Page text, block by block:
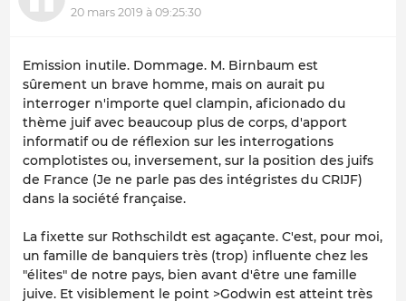
20 mars 2019 à 09:25:30
Emission inutile. Dommage. M. Birnbaum est
sûrement un brave homme, mais on aurait pu
interroger n'importe quel clampin, aficionado du
thème juif avec beaucoup plus de corps, d'apport
informatif ou de réflexion sur les interrogations
complotistes ou, inversement, sur la position des juifs
de France (Je ne parle pas des intégristes du CRIJF)
dans la société française.
La fixette sur Rothschildt est agaçante. C'est, pour moi,
un famille de banquiers très (trop) influente chez les
"élites" de notre pays, bien avant d'être une famille
juive. Et visiblement le point >Godwin est atteint très